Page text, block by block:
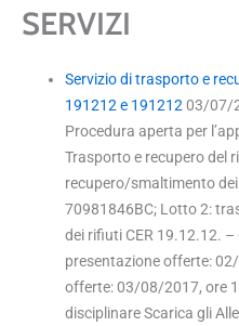
SERVIZI
Servizio di trasporto e
191212 e 191212 03/07/
Procedura aperta per
Trasporto e recupero del
recupero/smaltimento
70981846BC; Lotto 2:
dei rifiuti CER 19.12.12.
presentazione offerte:
offerte: 03/08/2017, ore
disciplinare Scarica gli